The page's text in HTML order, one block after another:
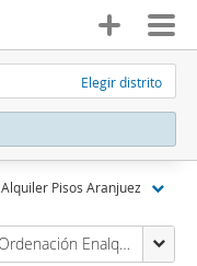
Elegir distrito
Alquiler Pisos Aranjuez
Ordenación Enalquiler